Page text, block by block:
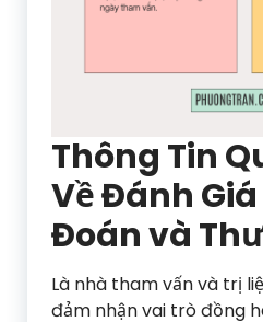
Thông Tin
Về Đánh
Đoán và
Là nhà tham vấn và trị
đảm nhận vai trò đồng